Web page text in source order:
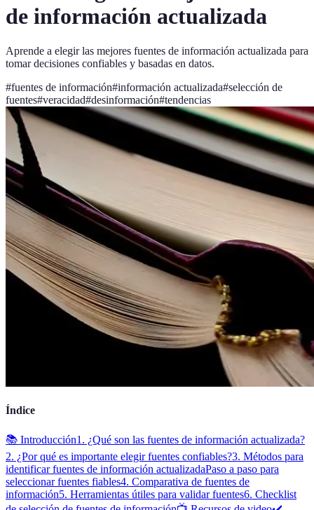
de información actualizada
Aprende a elegir las mejores fuentes de información actualizada para
tomar decisiones confiables y basadas en datos.
#fuentes de información#información actualizada#selección de
fuentes#veracidad#desinformación#tendencias
Índice
📚 Introducción1. ¿Qué son las fuentes de información actualizada?
2. ¿Por qué es importante elegir fuentes confiables?3. Métodos para
identificar fuentes de información actualizadaPaso a paso para
seleccionar fuentes fiables4. Comparativa de fuentes de
información5. Herramientas útiles para validar fuentes6. Checklist